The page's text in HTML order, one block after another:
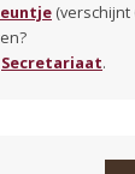
(verschijnt
Secretariaat.